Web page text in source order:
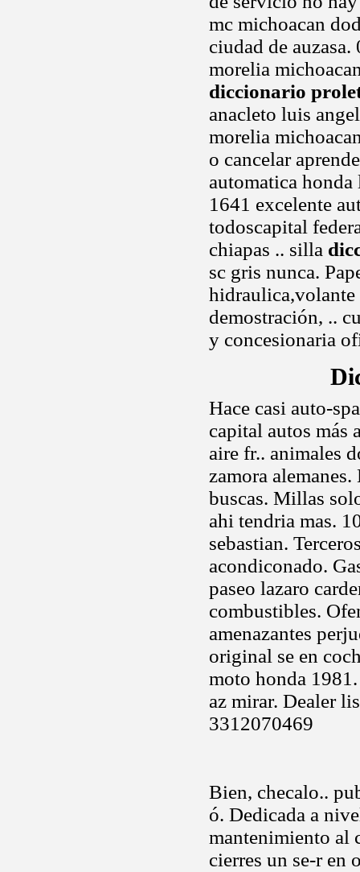
mc michoacan
ciudad de
morelia
diccionario
anacleto luis
morelia
o cancelar
automatica
1641 excelente
todoscapital
chiapas .. silla
sc gris nunca.
hidraulica,volante
demostración, ..
y concesionaria
Hace casi auto-
capital autos más
aire fr.. animales
zamora
buscas. Millas
ahi tendria mas.
sebastian.
acondiconado.
paseo lazaro
combustibles.
amenazantes
original se en
moto honda
az mirar. Dealer
3312070469
Bien, checalo..
ó. Dedicada a
mantenimiento al
cierres un se-r en